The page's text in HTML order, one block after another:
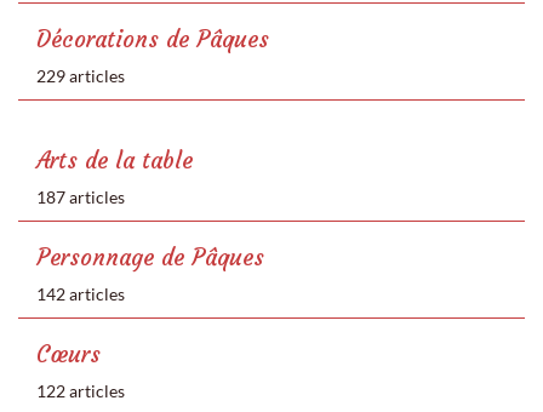
Décorations de Pâques
229 articles
Arts de la table
187 articles
Personnage de Pâques
142 articles
Cœurs
122 articles